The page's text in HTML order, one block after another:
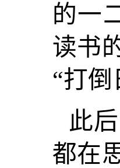
的一
读书
“打
此
都在